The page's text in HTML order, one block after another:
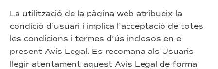
La utilització de la pàgina web atribueix la
condició d’usuari i implica l’acceptació de totes
les condicions i termes d’ús inclosos en el
present Avís Legal. Es recomana als Usuaris
llegir atentament aquest Avís Legal de forma